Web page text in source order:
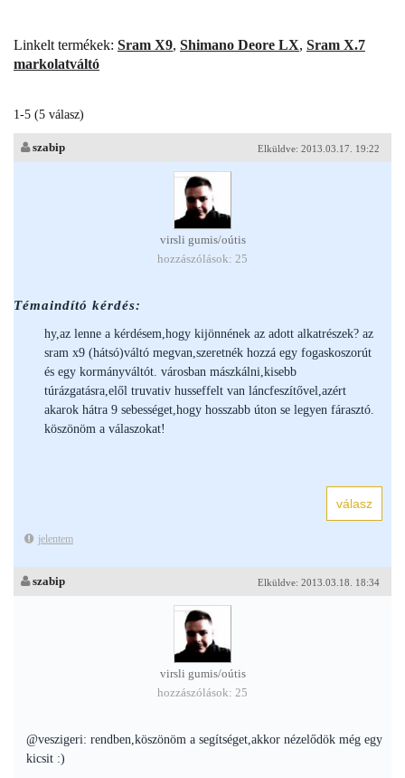
Linkelt termékek: Sram X9, Shimano Deore LX, Sram X.7
markolatváltó
1-5 (5 válasz)
Elküldve: 2013.03.17. 19:22
szabip
virsli gumis/oútis
hozzászólások: 25
Témaindító kérdés:
hy,az lenne a kérdésem,hogy kijönnének az adott alkatrészek? az
sram x9 (hátsó)váltó megvan,szeretnék hozzá egy fogaskoszorút
és egy kormányváltót. városban mászkálni,kisebb
túrázgatásra,elől truvativ husseffelt van láncfeszítővel,azért
akarok hátra 9 sebességet,hogy hosszabb úton se legyen fárasztó.
köszönöm a válaszokat!
jelentem
Elküldve: 2013.03.18. 18:34
szabip
virsli gumis/oútis
hozzászólások: 25
@veszigeri: rendben,köszönöm a segítséget,akkor nézelődök még egy
kicsit :)